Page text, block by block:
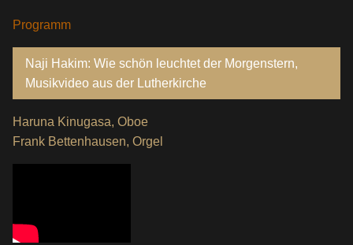
Programm
Naji Hakim: Wie schön leuchtet der Morgenstern,
Musikvideo aus der Lutherkirche
Haruna Kinugasa, Oboe
Frank Bettenhausen, Orgel